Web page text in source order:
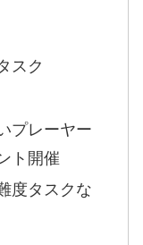
スク
プレーヤー
ト開催
度タスクな